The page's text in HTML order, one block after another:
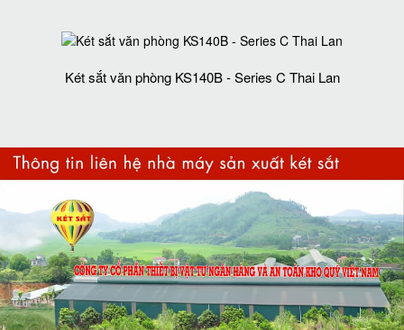
Két sắt văn phòng KS140B - Series C Thai Lan